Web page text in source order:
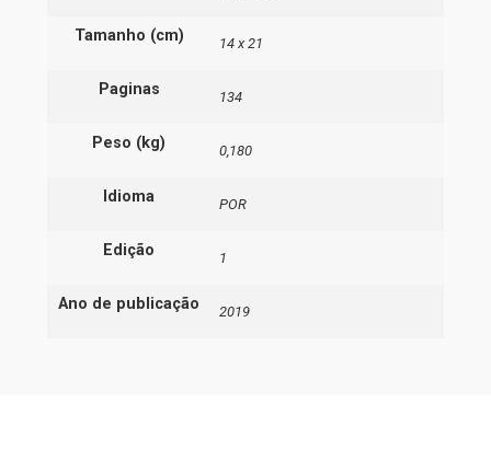
Tamanho (cm) 14 x 21
Paginas 134
Peso (kg) 0,180
Idioma POR
Edição 1
Ano de publicação 2019